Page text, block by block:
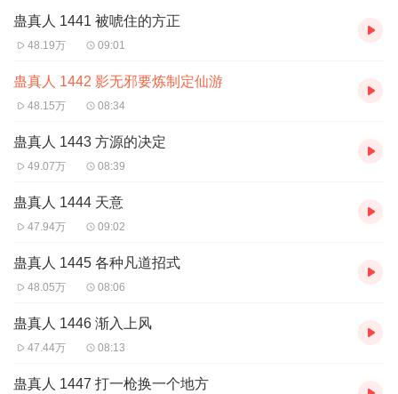
蛊真人 1441 被唬住的方正
48.19万 09:01
蛊真人 1442 影无邪要炼制定仙游
48.15万 08:34
蛊真人 1443 方源的决定
49.07万 08:39
蛊真人 1444 天意
47.94万 09:02
蛊真人 1445 各种凡道招式
48.05万 08:06
蛊真人 1446 渐入上风
47.44万 08:13
蛊真人 1447 打一枪换一个地方